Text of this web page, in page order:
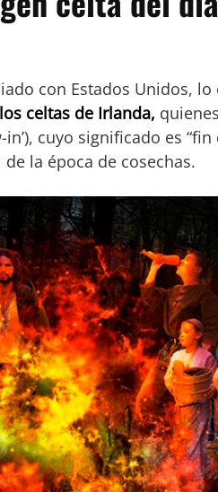
con Estados Unidos,
celtas de Irlanda, quienes
in’), cuyo significado es
la época de cosechas.